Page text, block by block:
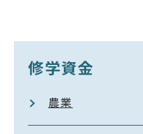
修学資金
農業